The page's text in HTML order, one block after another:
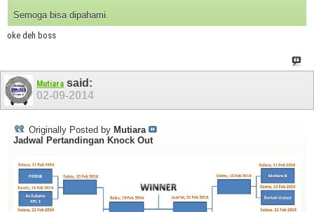
Semoga bisa dipahami.
oke deh boss
Mutiara said:
02-09-2014
Originally Posted by Mutiara
Jadwal Pertandingan Knock Out